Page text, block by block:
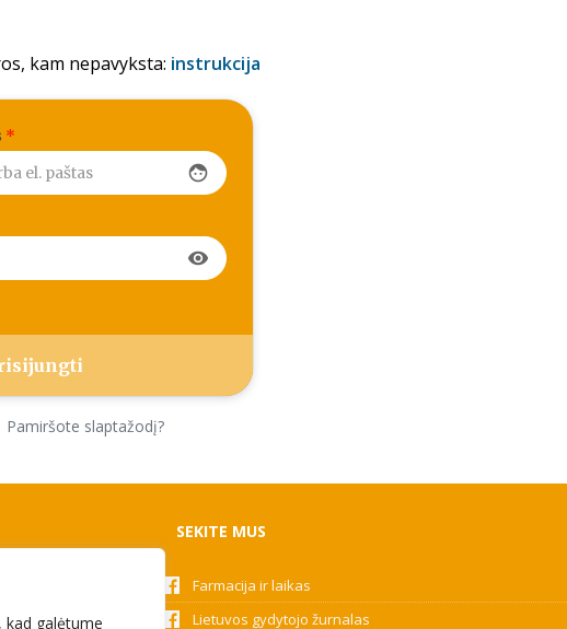
kad galėtume
kam nepavyksta: instrukcija
*
face
visibility
Pamiršote slaptažodį?
SEKITE MUS
Farmacija ir laikas
Lietuvos gydytojo žurnalas